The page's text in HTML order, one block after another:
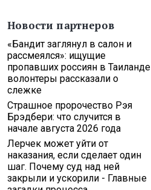
Новости партнеров
«Бандит заглянул в салон и
рассмеялся»: ищущие
пропавших россиян в Таиланде
волонтеры рассказали о
слежке
Страшное пророчество Рэя
Брэдбери: что случится в
начале августа 2026 года
Лерчек может уйти от
наказания, если сделает один
шаг. Почему суд над ней
закрыли и ускорили - Главные